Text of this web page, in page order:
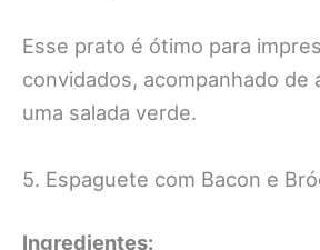
Esse prato é ótimo para
convidados, acompanhado de
uma salada verde.
5. Espaguete com Bacon e
Ingredientes: